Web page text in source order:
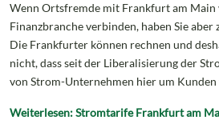
Wenn Ortsfremde mit Frankfurt am Main
Finanzbranche verbinden, haben Sie
Die Frankfurter können rechnen und
nicht, dass seit der Liberalisierung der
von Strom-Unternehmen hier um Kunden
Weiterlesen: Stromtarife Frankfurt am